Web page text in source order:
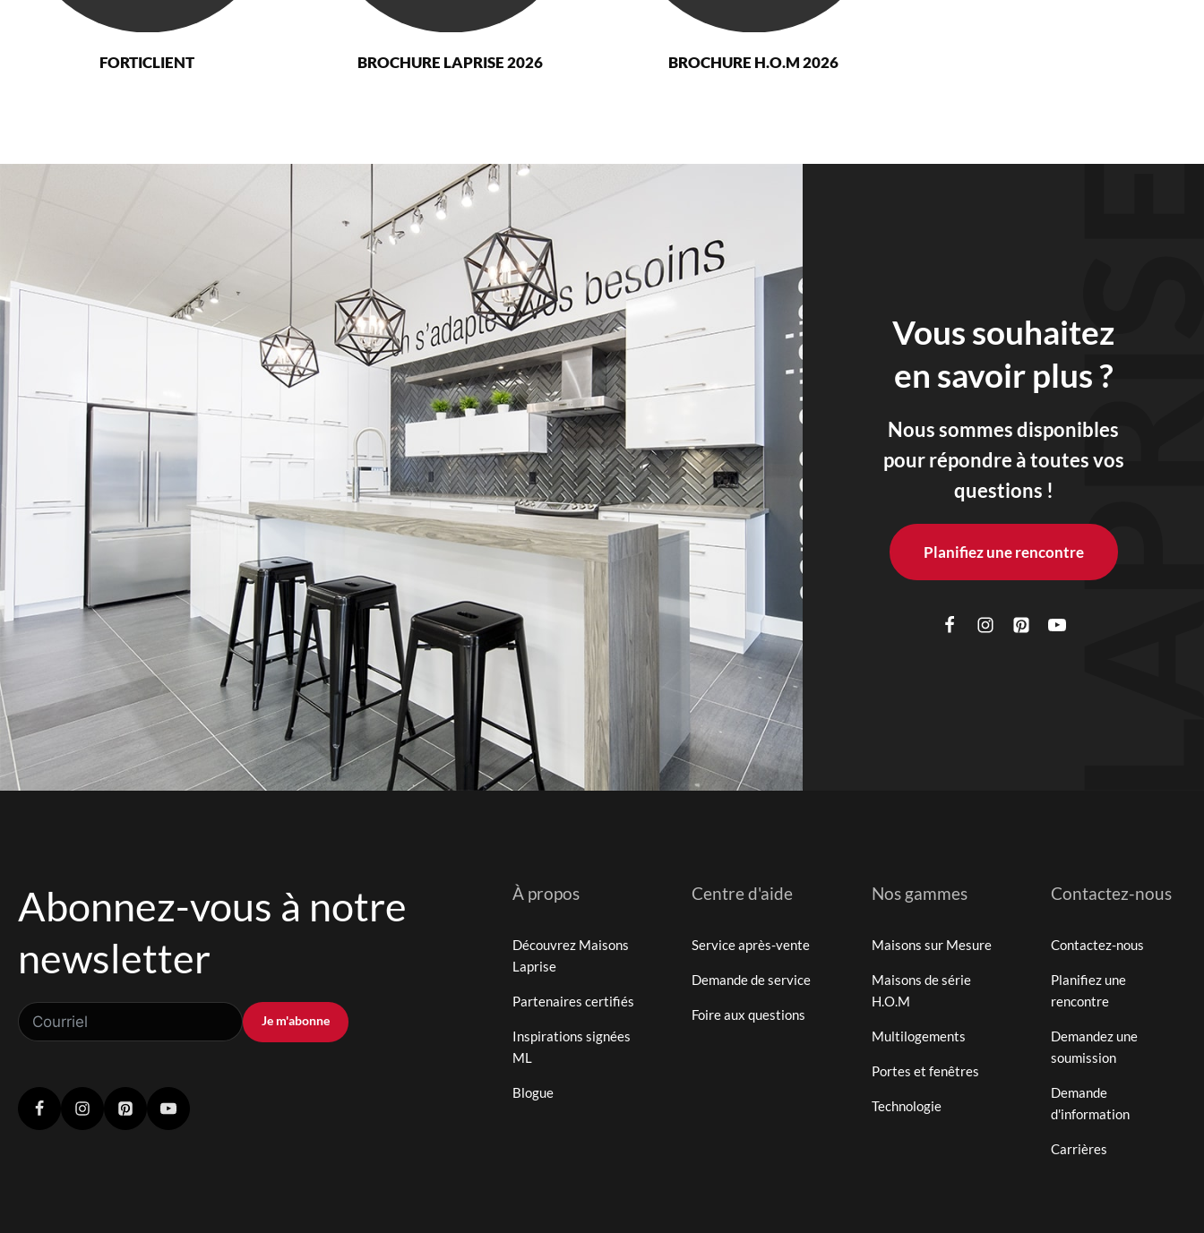
FORTICLIENT BROCHURE LAPRISE 2026 BROCHURE H.O.M 2026
Vous souhaitez
en savoir plus ?
Nous sommes disponibles
pour répondre à toutes vos
questions !
Planifiez une rencontre
Abonnez-vous à notre
newsletter
Je m'abonne
À propos
Découvrez Maisons
Laprise
Partenaires certifiés
Inspirations signées
ML
Blogue
Centre d'aide
Service après-vente
Demande de service
Foire aux questions
Nos gammes
Maisons sur Mesure
Maisons de série
H.O.M
Multilogements
Portes et fenêtres
Technologie
Contactez-nous
Contactez-nous
Planifiez une
rencontre
Demandez une
soumission
Demande
d'information
Carrières